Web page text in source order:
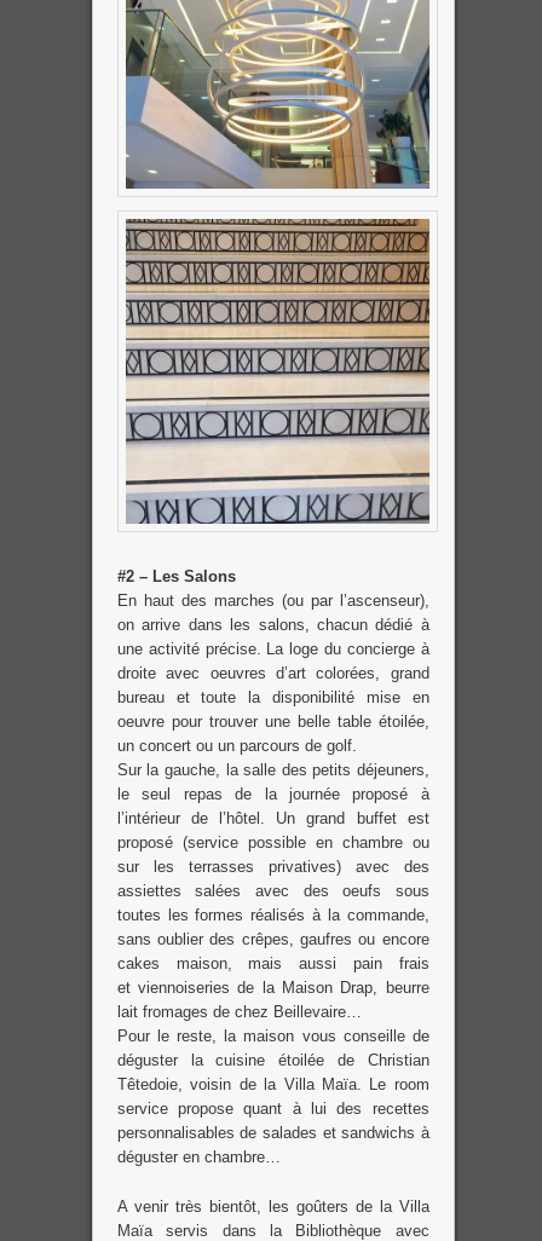
#2 – Les Salons
En haut des marches (ou par l’ascenseur),
on arrive dans les salons, chacun dédié à
une activité précise. La loge du concierge à
droite avec oeuvres d’art colorées, grand
bureau et toute la disponibilité mise en
oeuvre pour trouver une belle table étoilée,
un concert ou un parcours de golf.
Sur la gauche, la salle des petits déjeuners,
le seul repas de la journée proposé à
l’intérieur de l’hôtel. Un grand buffet est
proposé (service possible en chambre ou
sur les terrasses privatives) avec des
assiettes salées avec des oeufs sous
toutes les formes réalisés à la commande,
sans oublier des crêpes, gaufres ou encore
cakes maison, mais aussi pain frais
et viennoiseries de la Maison Drap, beurre
lait fromages de chez Beillevaire…
Pour le reste, la maison vous conseille de
déguster la cuisine étoilée de Christian
Têtedoie, voisin de la Villa Maïa. Le room
service propose quant à lui des recettes
personnalisables de salades et sandwichs à
déguster en chambre…
A venir très bientôt, les goûters de la Villa
Maïa servis dans la Bibliothèque avec